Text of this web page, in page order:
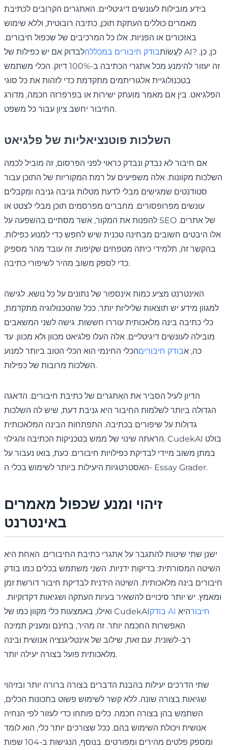
בידע מובילות לעונשים דיגיטליים. האתגרים הקרובים לכתיבת
מאמרים כוללים העתקת תוכן, כתיבה רובוטית, וללא שימוש
באזכורים או הפניות. אלו כל המרכיבים של שכפול חיבורים.
לַעֲשׂוֹתבודק חיבורים במכללהלבדוק אם יש כפילות של AI? כן, כן.
זה יעזור להימנע מכל אתגרי הכתיבה ב-100% דיוק. הכלי משתמש
בטכנולוגיית אלגוריתמים מתקדמת כדי לזהות את כל סוגי
הפלגיאט. בין אם מאמר מועתק ישירות או בפרפרזה חכמה, מדורג
החיבור יחשב ציון עבור כל משפט.
השלכות פוטנציאליות של פלגיאט
אם חיבור לא נבדק ונבדק כראוי לפני הפרסום, זה מוביל לכמה
השלכות מקוונות. אלה משפיעים על רמת המקוריות של התוכן עבור
סטודנטים שמגישים מבלי לדעת מטלות גניבה גניבה ומקבלים
עונשים מפרופסורים. מחברים מפרסמים תוכן מבלי לצטט או
להפנות את המקור, אשר מסתיים בהשפעה על SEO של אתרים.
אלו היבטים חשובים מבחינה טכנית שיש לחפש כדי למנוע כפילות.
בהקשר זה, תלמידי כיתה מטפחים שקיפות. זה עובד מהר מספיק
כדי לספק משוב מהיר לשיפורי כתיבה.
האינטרנט מציע כמות אינספור של נתונים על כל נושא. לגישה
למגוון מידע יש תוצאות שליליות יותר. ככל שהטכנולוגיה מתקדמת,
כלי כתיבה בינה מלאכותית עוררו חששות. גישה לשני המשאבים
מובילה לעונשים דיגיטליים. אלה העלו פלגיאט מכוון ולא מכוון. עד
כה, אבודק חיבוריםהכלי החינמי הוא הכלי הטוב ביותר למנוע
השלכות מרובות של כפילות.
הדיון לעיל הסביר את האתגרים של כתיבת חיבורים. הדאגה
הגדולה ביותר לשלמות החיבור היא גניבת דעת, שיש לה השלכות
גדולות על שיפורים בכתיבה. התפתחות הבינה המלאכותית
הראתה שינוי של ממש בטכניקות הכתיבה והגילוי. CudekAI בולט
במתן משוב מיידי לבדיקת כפילויות חיבורים. כעת, בואו נעבור על
האסטרטגיות היעילות ביותר לשימוש בכלי ה- Essay Grader.
זיהוי ומנע שכפול מאמרים
באינטרנט
ישנן שתי שיטות להתגבר על אתגרי כתיבת החיבורים. האחת היא
השיטה המסורתית: בדיקות ידניות. השני משתמש בכלים כמו בודק
חיבורים בינה מלאכותית. השיטה הידנית לבדיקת חיבור דורשת זמן
ומאמץ. יש יותר סיכויים להשאיר בעיות העתקה ושגיאות דקדוקיות.
ואילו, באמצעות כלי מקוון כמו של CudekAI
בודק AI חיבורהיא
האפשרות החכמה יותר. זה מהיר, בחינם ומעניק תמיכה
רב-לשונית. עם זאת, שילוב של אינטליגנציה אנושית ובינה
מלאכותית פועל בצורה יעילה יותר.
שתי הדרכים יעילות בהבנת הדברים בצורה ברורה יותר ובזיהוי
שגיאות בצורה שונה. ללא קשר לשימוש פשוט בתכונות הכלים,
השתמש בהן בצורה חכמה. כלים פותחו כדי לעזור לפי הנחיה
אנושית ויכולת השימוש בהם. ככל שצורכים יותר כלי, הוא לומד
ומספק פלטים מהירים ומפורטים. בנוסף, הנגישות ב-104 שפות